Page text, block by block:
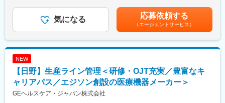
対象資格：
弁護士（国内）・弁護士（海外）・公認会計士・税理士・一級建
築士
■当社について：
売上高1兆1,319億円（2026年3月）、グローバル売上比率77％、
世界160の国と地域に展開するグローバル総合医療機器メーカー
世界最先端の対物レンズをはじめとする、高難度な光学製品の設
計から製品立ち上げまでを担っていただきます。
量産化を見据えた設計から実際の立ち上げまで一気通貫で携わ
・最先端対物レンズ等、高難度な光学設計への挑戦
・量産化を見据えた設計および製品立ち上げ
・顧客ニーズを的確に捉えた製品開発
・マーケティング、営業、製造、サービス部門と連携したものづ
基準に応じて決定いたしますのでご了承ください。賃金はあくま
でも目安の金額であり、選考を通じて上下する可能性がありま
す。月給(月額)は固定手当を含めた表記です。
気になる 応募依頼する
（エージェントサービス）
NEW
【日野】生産ライン管理＜研修・OJT充実／豊富なキ
ャリアパス／エジソン創設の医療機器メーカー＞
GEヘルスケア・ジャパン株式会社